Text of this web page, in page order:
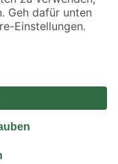
Angebote sind unter
Verfügbarkeiten beziehen
mit Speditionsversand, hier
widerrufen